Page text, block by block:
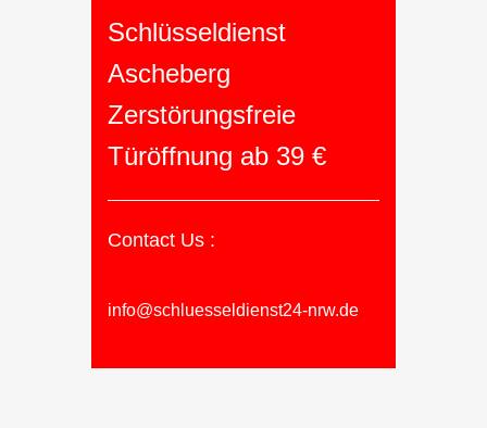
Schlüsseldienst
Ascheberg
Zerstörungsfreie
Türöffnung ab 39 €
Contact Us :
info@schluesseldienst24-nrw.de